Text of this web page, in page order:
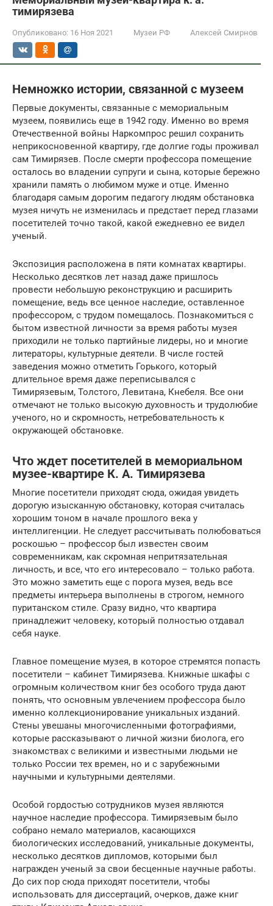
тимирязева
Опубликовано: 16 Ноя 2021 Музеи РФ Алексей Смирнов
Немножко истории, связанной с музеем
Первые документы, связанные с мемориальным
музеем, появились еще в 1942 году. Именно во время
Отечественной войны Наркомпрос решил сохранить
неприкосновенной квартиру, где долгие годы проживал
сам Тимирязев. После смерти профессора помещение
осталось во владении супруги и сына, которые бережно
хранили память о любимом муже и отце. Именно
благодаря самым дорогим педагогу людям обстановка
музея ничуть не изменилась и предстает перед глазами
посетителей точно такой, какой ежедневно ее видел
ученый.
Экспозиция расположена в пяти комнатах квартиры.
Несколько десятков лет назад даже пришлось
провести небольшую реконструкцию и расширить
помещение, ведь все ценное наследие, оставленное
профессором, с трудом помещалось. Познакомиться с
бытом известной личности за время работы музея
приходили не только партийные лидеры, но и многие
литераторы, культурные деятели. В числе гостей
заведения можно отметить Горького, который
длительное время даже переписывался с
Тимирязевым, Толстого, Левитана, Кнебеля. Все они
отмечают не только высокую духовность и трудолюбие
ученого, но и скромность, нетребовательность к
окружающей обстановке.
Что ждет посетителей в мемориальном
музее-квартире К. А. Тимирязева
Многие посетители приходят сюда, ожидая увидеть
дорогую изысканную обстановку, которая считалась
хорошим тоном в начале прошлого века у
интеллигенции. Не следует рассчитывать полюбоваться
роскошью – профессор был известен своим
современникам, как скромная непритязательная
личность, и все, что его интересовало – только работа.
Это можно заметить еще с порога музея, ведь все
предметы интерьера выполнены в строгом, немного
пуританском стиле. Сразу видно, что квартира
принадлежит человеку, который полностью отдавал
себя науке.
Главное помещение музея, в которое стремятся попасть
посетители – кабинет Тимирязева. Книжные шкафы с
огромным количеством книг без особого труда дают
понять, что основным увлечением профессора было
именно коллекционирование уникальных изданий.
Стены увешаны многочисленными фотографиями,
которые рассказывают о личной жизни биолога, его
знакомствах с великими и известными людьми не
только России тех времен, но и с зарубежными
научными и культурными деятелями.
Особой гордостью сотрудников музея являются
научное наследие профессора. Тимирязевым было
собрано немало материалов, касающихся
биологических исследований, уникальные документы,
несколько десятков дипломов, которыми был
награжден ученый за свои бесценные научные работы.
До сих пор сюда приходят посетители, чтобы
использовать для диссертаций, очерков, даже книг